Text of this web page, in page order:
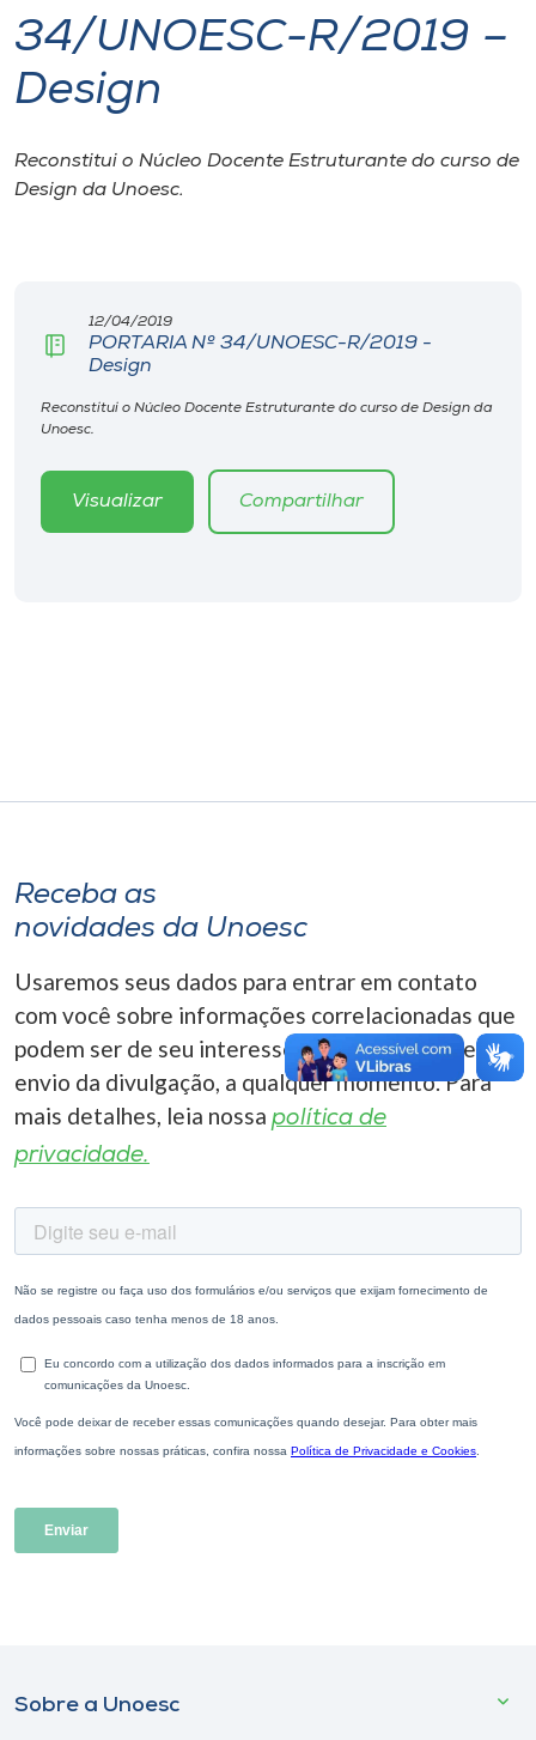
I.nova
Cultura
Biblioteca
Editora
Rádio
A+
34/UNOESC-R/2019 –
Design
Reconstitui o Núcleo Docente Estruturante do curso de
Design da Unoesc.
12/04/2019
PORTARIA Nº 34/UNOESC-R/2019 -
Design
Reconstitui o Núcleo Docente Estruturante do curso de Design da
Unoesc.
Visualizar Compartilhar
Receba as
novidades da Unoesc
Usaremos seus dados para entrar em contato
com você sobre informações correlacionadas que
podem ser de seu interesse. Você pode cancelar o
envio da divulgação, a qualquer momento. Para
mais detalhes, leia nossa política de
privacidade.
Sobre a Unoesc